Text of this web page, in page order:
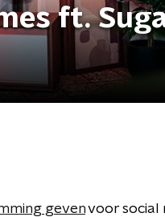
ft.
gevenvoor social